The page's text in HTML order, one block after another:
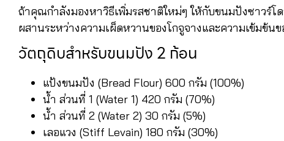
ถ้าคุณกำลังมองหาวิธีเพิ่มรสชาติใหม่ๆ ให้กับขนมปังซาวร์
ผสานระหว่างความเผ็ดหวานของโกจูจางและความเข้มข้
วัตถุดิบสำหรับขนมปัง 2 ก้อน
แป้งขนมปัง (Bread Flour) 600 กรัม (100%)
น้ำ ส่วนที่ 1 (Water 1) 420 กรัม (70%)
น้ำ ส่วนที่ 2 (Water 2) 30 กรัม (5%)
เลอแวง (Stiff Levain) 180 กรัม (30%)